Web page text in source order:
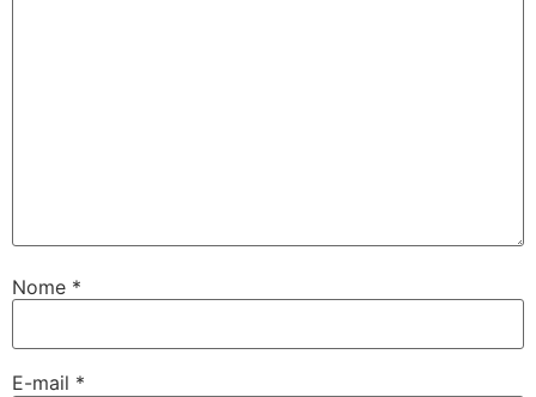
Nome *
E-mail *